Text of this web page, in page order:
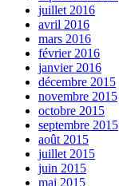
juillet 2016
avril 2016
mars 2016
février 2016
janvier 2016
décembre 2015
novembre 2015
octobre 2015
septembre 2015
août 2015
juillet 2015
juin 2015
mai 2015